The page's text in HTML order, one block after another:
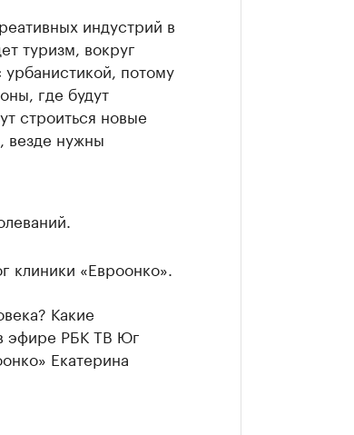
индустрий в
туризм, вокруг
урбанистикой, потому
где будут
строиться новые
везде нужны
клиники «Евроонко».
Какие
эфире РБК ТВ Юг
Екатерина